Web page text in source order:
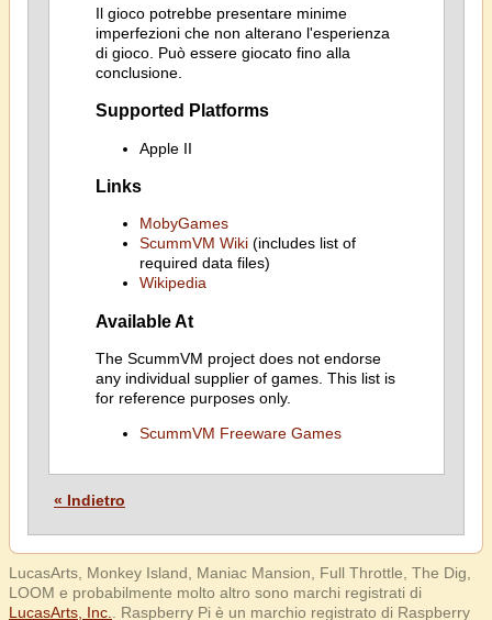
Il gioco potrebbe presentare minime
imperfezioni che non alterano l'esperienza
di gioco. Può essere giocato fino alla
conclusione.
Supported Platforms
Apple II
Links
MobyGames
ScummVM Wiki(includes list of
required data files)
Wikipedia
Available At
The ScummVM project does not endorse
any individual supplier of games. This list is
for reference purposes only.
ScummVM Freeware Games
« Indietro
LucasArts, Monkey Island, Maniac Mansion, Full Throttle, The Dig,
LOOM e probabilmente molto altro sono marchi registrati di
LucasArts, Inc.
. Raspberry Pi è un marchio registrato di Raspberry